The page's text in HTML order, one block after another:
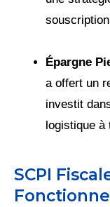
Épargne
a offert un
investit
logistique à
SCPI